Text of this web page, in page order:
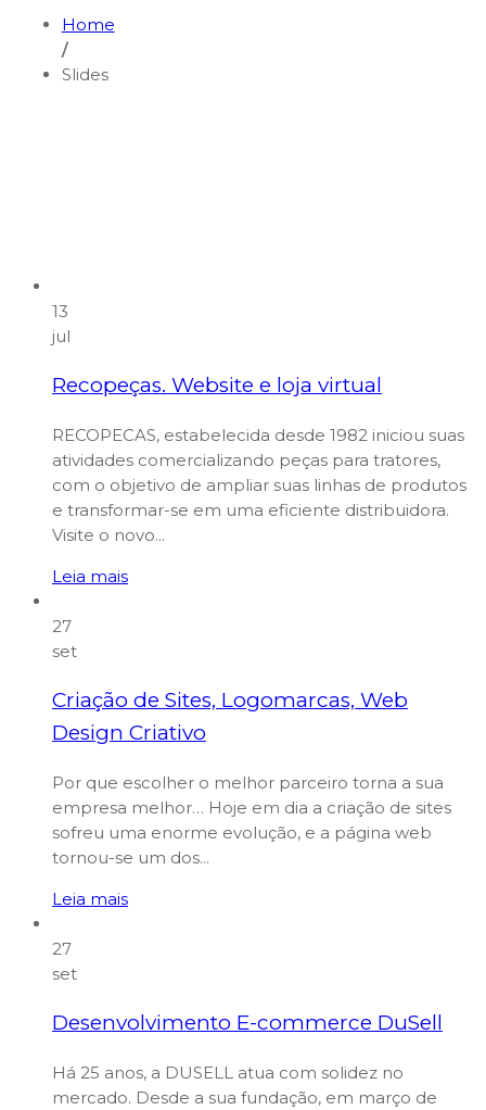
Home
/
Slides
13
jul
Recopeças. Website e loja virtual
RECOPECAS, estabelecida desde 1982 iniciou suas
atividades comercializando peças para tratores,
com o objetivo de ampliar suas linhas de produtos
e transformar-se em uma eficiente distribuidora.
Visite o novo...
Leia mais
27
set
Criação de Sites, Logomarcas, Web
Design Criativo
Por que escolher o melhor parceiro torna a sua
empresa melhor… Hoje em dia a criação de sites
sofreu uma enorme evolução, e a página web
tornou-se um dos...
Leia mais
27
set
Desenvolvimento E-commerce DuSell
Há 25 anos, a DUSELL atua com solidez no
mercado. Desde a sua fundação, em março de